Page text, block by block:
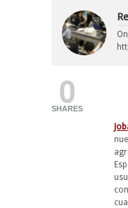
On
0
SHARES